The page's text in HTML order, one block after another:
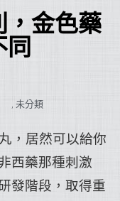
，金色藥
, 未分類
，居然可以給你
西藥那種刺激
發階段，取得重